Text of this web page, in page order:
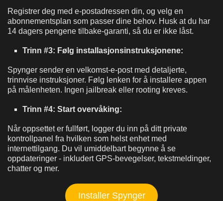
Registrer deg med e-postadressen din, og velg en
abonnementsplan som passer dine behov. Husk at du har
14 dagers pengene tilbake-garanti, så du er ikke låst.
Trinn #3: Følg installasjonsinstruksjonene:
Spynger sender en velkomst-e-post med detaljerte,
trinnvise instruksjoner. Følg lenken for å installere appen
på målenheten. Ingen jailbreak eller rooting kreves.
Trinn #4: Start overvåking:
Når oppsettet er fullført, logger du inn på ditt private
kontrollpanel fra hvilken som helst enhet med
internettilgang. Du vil umiddelbart begynne å se
oppdateringer - inkludert GPS-bevegelser, tekstmeldinger,
chatter og mer.
Installer Spynger